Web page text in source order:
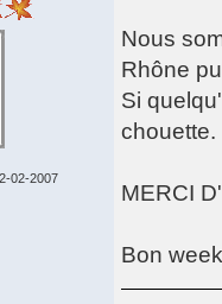
02-2007
Nous
Rhône
Si
chouette.
MERCI
Bon